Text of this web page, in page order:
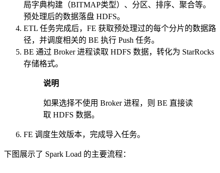
局字典构建（BITMAP类型）、分区、排序、聚合等。
预处理后的数据落盘 HDFS。
ETL 任务完成后，FE 获取预处理过的每个分片的数据路
径，并调度相关的 BE 执行 Push 任务。
BE 通过 Broker 进程读取 HDFS 数据，转化为 StarRocks
存储格式。
说明
如果选择不使用 Broker 进程，则 BE 直接读
取 HDFS 数据。
FE 调度生效版本，完成导入任务。
下图展示了 Spark Load 的主要流程：